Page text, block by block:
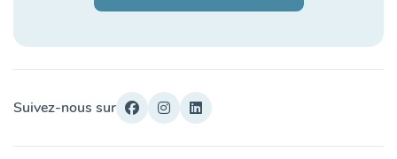
Suivez-nous sur